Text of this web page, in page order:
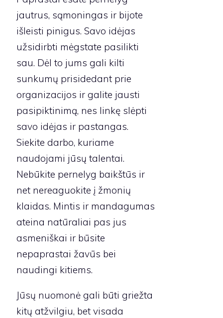
jautrus, sąmoningas ir bijote
išleisti pinigus. Savo idėjas
užsidirbti mėgstate pasilikti
sau. Dėl to jums gali kilti
sunkumų prisidedant prie
organizacijos ir galite jausti
pasipiktinimą, nes linkę slėpti
savo idėjas ir pastangas.
Siekite darbo, kuriame
naudojami jūsų talentai.
Nebūkite pernelyg baikštūs ir
net nereaguokite į žmonių
klaidas. Mintis ir mandagumas
ateina natūraliai pas jus
asmeniškai ir būsite
nepaprastai žavūs bei
naudingi kitiems.
Jūsų nuomonė gali būti griežta
kitų atžvilgiu, bet visada